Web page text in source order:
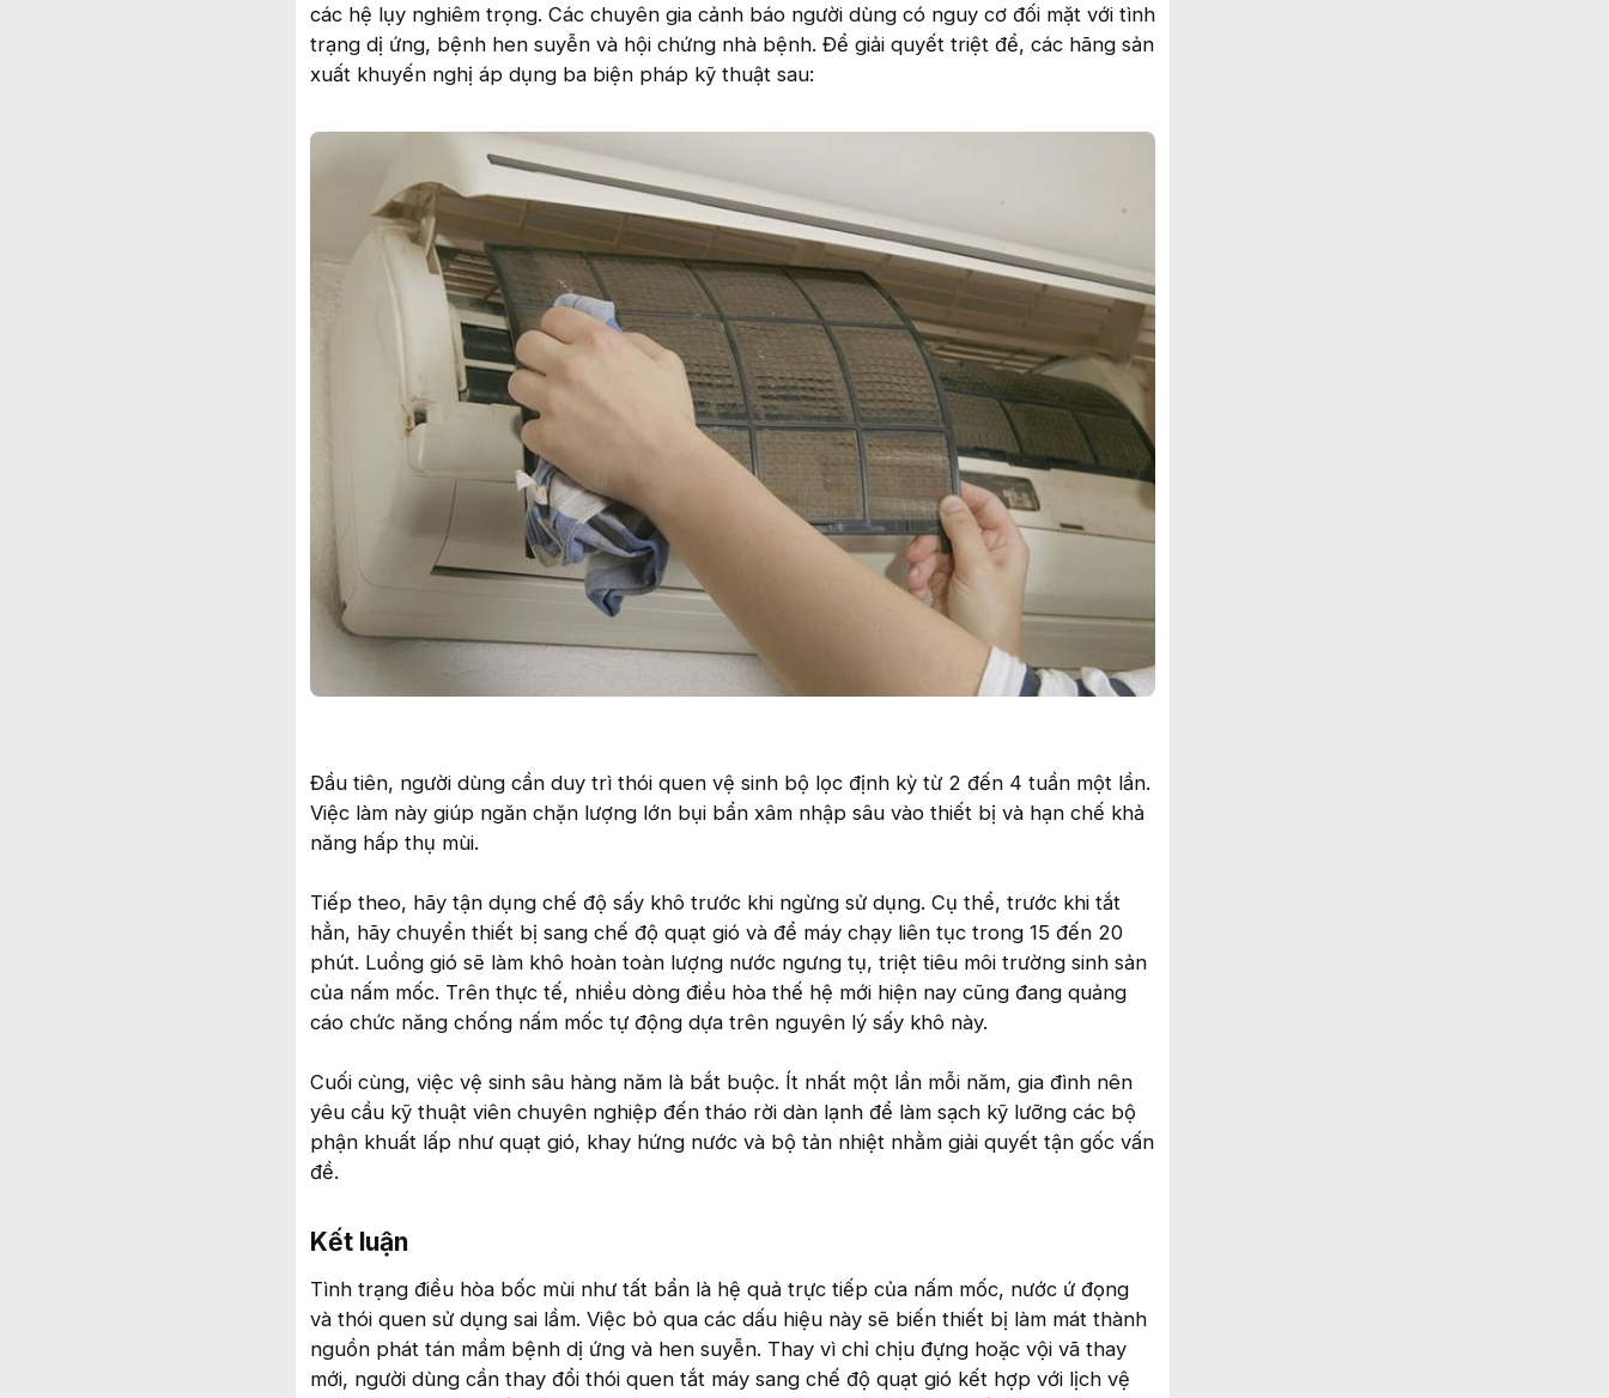
các hệ lụy nghiêm trọng. Các chuyên gia cảnh báo người dùng có nguy cơ đối mặt với tình
trạng dị ứng, bệnh hen suyễn và hội chứng nhà bệnh. Để giải quyết triệt để, các hãng sản
xuất khuyến nghị áp dụng ba biện pháp kỹ thuật sau:
Đầu tiên, người dùng cần duy trì thói quen vệ sinh bộ lọc định kỳ từ 2 đến 4 tuần một lần.
Việc làm này giúp ngăn chặn lượng lớn bụi bẩn xâm nhập sâu vào thiết bị và hạn chế khả
năng hấp thụ mùi.
Tiếp theo, hãy tận dụng chế độ sấy khô trước khi ngừng sử dụng. Cụ thể, trước khi tắt
hẳn, hãy chuyển thiết bị sang chế độ quạt gió và để máy chạy liên tục trong 15 đến 20
phút. Luồng gió sẽ làm khô hoàn toàn lượng nước ngưng tụ, triệt tiêu môi trường sinh sản
của nấm mốc. Trên thực tế, nhiều dòng điều hòa thế hệ mới hiện nay cũng đang quảng
cáo chức năng chống nấm mốc tự động dựa trên nguyên lý sấy khô này.
Cuối cùng, việc vệ sinh sâu hàng năm là bắt buộc. Ít nhất một lần mỗi năm, gia đình nên
yêu cầu kỹ thuật viên chuyên nghiệp đến tháo rời dàn lạnh để làm sạch kỹ lưỡng các bộ
phận khuất lấp như quạt gió, khay hứng nước và bộ tản nhiệt nhằm giải quyết tận gốc vấn
đề.
Kết luận​
Tình trạng điều hòa bốc mùi như tất bẩn là hệ quả trực tiếp của nấm mốc, nước ứ đọng
và thói quen sử dụng sai lầm. Việc bỏ qua các dấu hiệu này sẽ biến thiết bị làm mát thành
nguồn phát tán mầm bệnh dị ứng và hen suyễn. Thay vì chỉ chịu đựng hoặc vội vã thay
mới, người dùng cần thay đổi thói quen tắt máy sang chế độ quạt gió kết hợp với lịch vệ